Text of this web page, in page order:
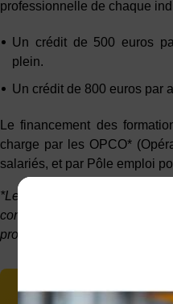
professionnelle de chaque
Un crédit de 500 euros
plein.
Un crédit de 800 euros par
Le financement des
charge par les OPCO*
salariés, et par Pôle emploi
*Les OPCO sont des
contributions des
professionnelle de leurs